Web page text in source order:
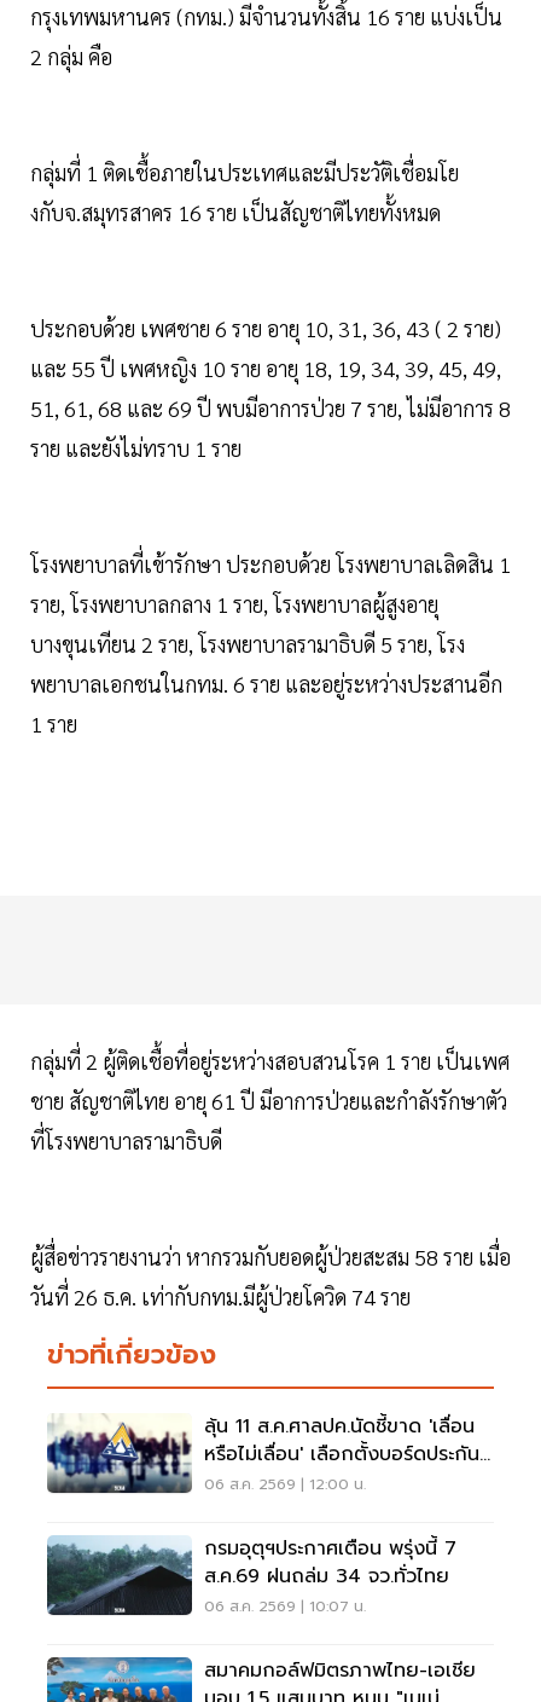
กรุงเทพมหานคร (กทม.) มีจำนวนทั้งสิ้น 16 ราย แบ่งเป็น
2 กลุ่ม คือ
กลุ่มที่ 1 ติดเชื้อภายในประเทศและมีประวัติเชื่อมโย
งกับจ.สมุทรสาคร 16 ราย เป็นสัญชาติไทยทั้งหมด
ประกอบด้วย เพศชาย 6 ราย อายุ 10, 31, 36, 43 ( 2 ราย)
และ 55 ปี เพศหญิง 10 ราย อายุ 18, 19, 34, 39, 45, 49,
51, 61, 68 และ 69 ปี พบมีอาการป่วย 7 ราย, ไม่มีอาการ 8
ราย และยังไม่ทราบ 1 ราย
โรงพยาบาลที่เข้ารักษา ประกอบด้วย โรงพยาบาลเลิดสิน 1
ราย, โรงพยาบาลกลาง 1 ราย, โรงพยาบาลผู้สูงอายุ
บางขุนเทียน 2 ราย, โรงพยาบาลรามาธิบดี 5 ราย, โรง
พยาบาลเอกชนในกทม. 6 ราย และอยู่ระหว่างประสานอีก
1 ราย
กลุ่มที่ 2 ผู้ติดเชื้อที่อยู่ระหว่างสอบสวนโรค 1 ราย เป็นเพศ
ชาย สัญชาติไทย อายุ 61 ปี มีอาการป่วยและกำลังรักษาตัว
ที่โรงพยาบาลรามาธิบดี
ผู้สื่อข่าวรายงานว่า หากรวมกับยอดผู้ป่วยสะสม 58 ราย เมื่อ
วันที่ 26 ธ.ค. เท่ากับกทม.มีผู้ป่วยโควิด 74 ราย
ข่าวที่เกี่ยวข้อง
ลุ้น 11 ส.ค.ศาลปค.นัดชี้ขาด 'เลื่อน
หรือไม่เลื่อน' เลือกตั้งบอร์ดประกัน
สังคม
06 ส.ค. 2569 | 12:00 น.
กรมอุตุฯประกาศเตือน พรุ่งนี้ 7
ส.ค.69 ฝนถล่ม 34 จว.ทั่วไทย
06 ส.ค. 2569 | 10:07 น.
สมาคมกอล์ฟมิตรภาพไทย-เอเชีย